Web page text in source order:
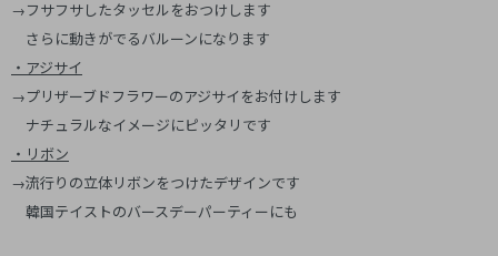
→フサフサしたタッセルをおつけします
さらに動きがでるバルーンになります
・アジサイ
→プリザーブドフラワーのアジサイをお付けします
ナチュラルなイメージにピッタリです
・リボン
→流行りの立体リボンをつけたデザインです
韓国テイストのバースデーパーティーにも